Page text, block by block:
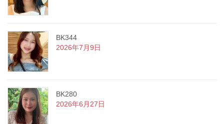
BK344
2026年7月9日
BK280
2026年6月27日